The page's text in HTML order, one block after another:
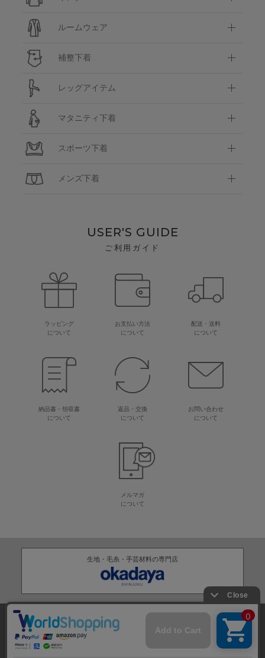
ルームウェア
補整下着
レッグアイテム
マタニティ下着
スポーツ下着
メンズ下着
USER'S GUIDE
ご利用ガイド
ラッピング
について
お支払い方法
について
配送・送料
について
納品書・領収書
について
返品・交換
について
お問い合わせ
について
メルマガ
について
生地・毛糸・手芸材料の専門店
株式会社オカダヤ
特定商取引法に基づく表記 プライバシーポリシー サイトマップ